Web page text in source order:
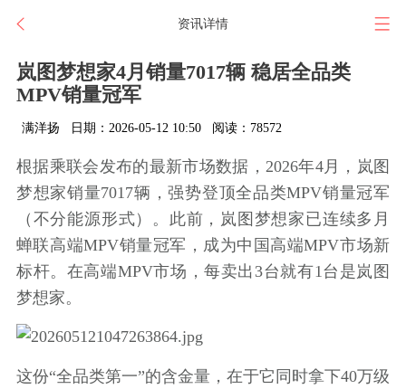
资讯详情
岚图梦想家4月销量7017辆 稳居全品类
MPV销量冠军
满洋扬 日期：2026-05-12 10:50 阅读：78572
根据乘联会发布的最新市场数据，2026年4月，岚图
梦想家销量7017辆，强势登顶全品类MPV销量冠军
（不分能源形式）。此前，岚图梦想家已连续多月
蝉联高端MPV销量冠军，成为中国高端MPV市场新
标杆。在高端MPV市场，每卖出3台就有1台是岚图
梦想家。
这份“全品类第一”的含金量，在于它同时拿下40万级